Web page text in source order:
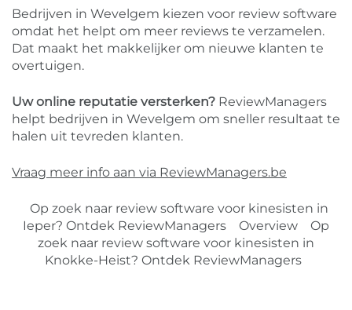
Bedrijven in Wevelgem kiezen voor review software
omdat het helpt om meer reviews te verzamelen.
Dat maakt het makkelijker om nieuwe klanten te
overtuigen.
Uw online reputatie versterken? ReviewManagers
helpt bedrijven in Wevelgem om sneller resultaat te
halen uit tevreden klanten.
Vraag meer info aan via ReviewManagers.be
Op zoek naar review software voor kinesisten in
Ieper? Ontdek ReviewManagers
Overview
Op
zoek naar review software voor kinesisten in
Knokke-Heist? Ontdek ReviewManagers